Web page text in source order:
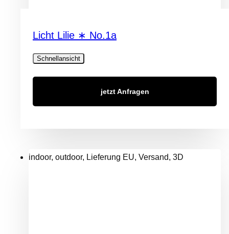
Licht Lilie ∗ No.1a
Schnellansicht
jetzt Anfragen
indoor, outdoor, Lieferung EU, Versand, 3D